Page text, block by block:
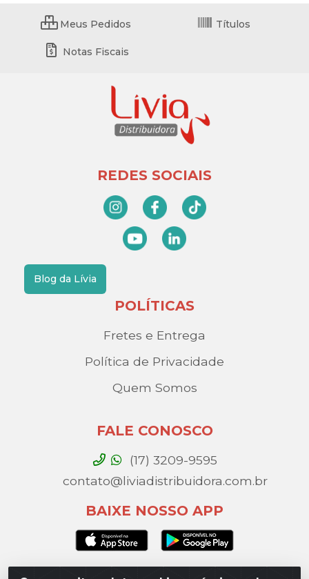
Meus Pedidos Títulos
Notas Fiscais
REDES SOCIAIS
Blog da Lívia
POLÍTICAS
Fretes e Entrega
Política de Privacidade
Quem Somos
FALE CONOSCO
(17) 3209-9595
contato@liviadistribuidora.com.br
BAIXE NOSSO APP